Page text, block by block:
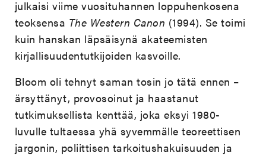
julkaisi viime vuosituhannen loppuhenkosena
teoksensa The Western Canon (1994). Se toimi
kuin hanskan läpsäisynä akateemisten
kirjallisuudentutkijoiden kasvoille.
Bloom oli tehnyt saman tosin jo tätä ennen –
ärsyttänyt, provosoinut ja haastanut
tutkimuksellista kenttää, joka eksyi 1980-
luvulle tultaessa yhä syvemmälle teoreettisen
jargonin, poliittisen tarkoitushakuisuuden ja